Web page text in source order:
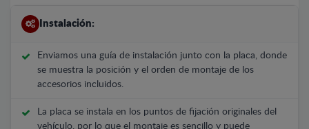
Instalación:
Enviamos una guía de instalación junto con la placa, donde
se muestra la posición y el orden de montaje de los
accesorios incluidos.
La placa se instala en los puntos de fijación originales del
vehículo, por lo que el montaje es sencillo y puede